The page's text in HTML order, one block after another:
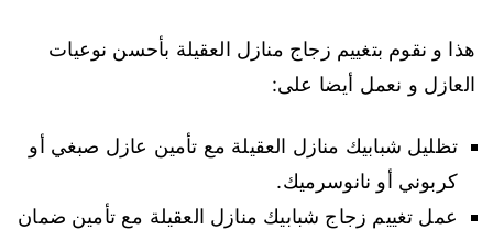
هذا و نقوم بتغييم زجاج منازل العقيلة بأحسن نوعيات
العازل و نعمل أيضا على:
تظليل شبابيك منازل العقيلة مع تأمين عازل صبغي أو
كربوني أو نانوسرميك.
عمل تغييم زجاج شبابيك منازل العقيلة مع تأمين ضمان